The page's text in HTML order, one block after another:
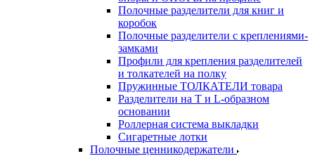
Полочные разделители для книг и
коробок
Полочные разделители с креплениями-
замками
Профили для крепления разделителей
и толкателей на полку
Пружинные ТОЛКАТЕЛИ товара
Разделители на Т и L-образном
основании
Роллерная система выкладки
Сигаретные лотки
Полочные ценникодержатели